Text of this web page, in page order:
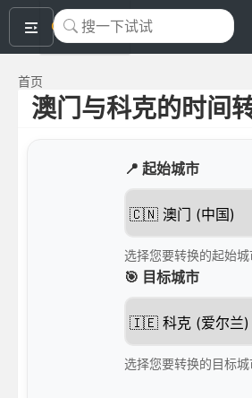
okeyTool
首页
澳门与科克的时间
📍 起始城市
选择您要转换的起始城
🎯 目标城市
选择您要转换的目标城